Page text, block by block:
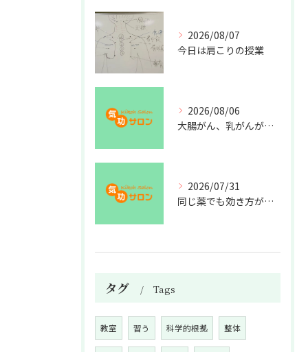
2026/08/07
今日は肩こりの授業
2026/08/06
大腸がん、乳がんが増えた理由
2026/07/31
同じ薬でも効き方が違う？
タグ Tags
教室 習う 科学的根拠 整体